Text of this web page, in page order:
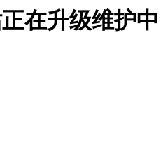
在升级维护